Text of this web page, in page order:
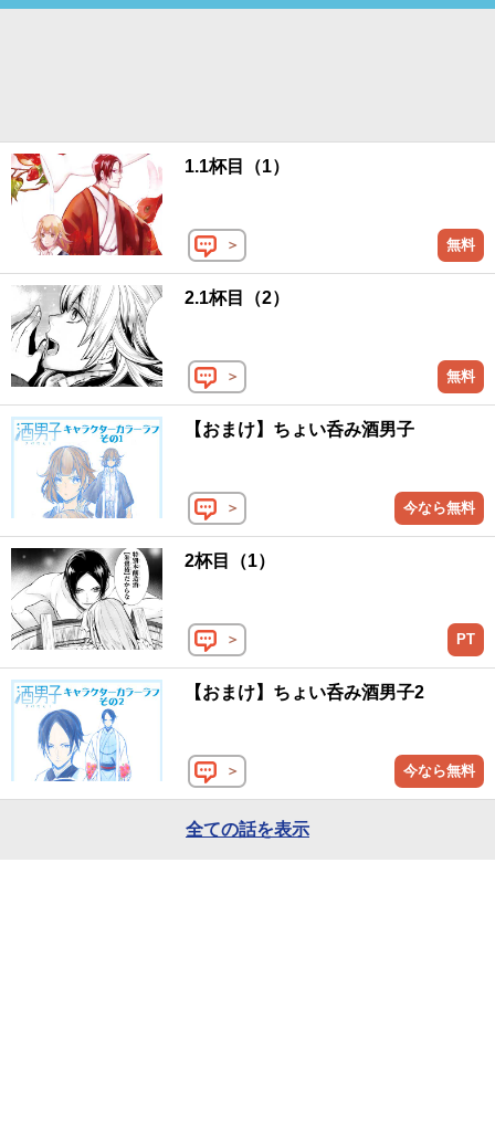
1.1杯目（1）
＞ 無料
2.1杯目（2）
＞ 無料
【おまけ】ちょい呑み酒男子
＞ 今なら無料
2杯目（1）
＞ PT
【おまけ】ちょい呑み酒男子2
＞ 今なら無料
全ての話を表示